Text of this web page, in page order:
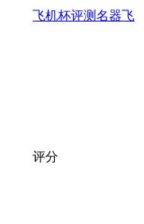
飞机杯评测名器飞
评分